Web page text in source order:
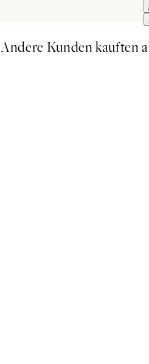
Andere Kunden kauften